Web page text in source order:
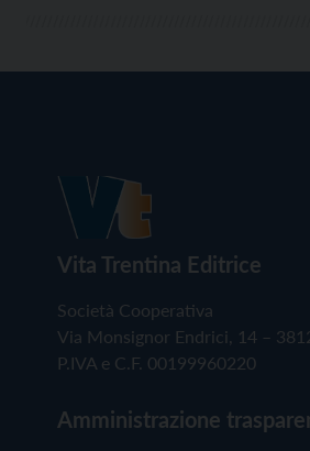
Vita Trentina Editrice
Società Cooperativa
Via Monsignor Endrici, 14 –
P.IVA e C.F. 00199960220
Amministrazione